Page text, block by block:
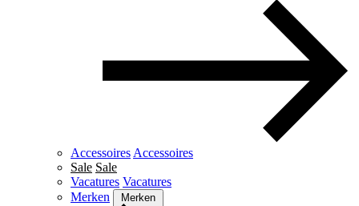
Accessoires Accessoires
Sale Sale
Vacatures Vacatures
Merken
Merken